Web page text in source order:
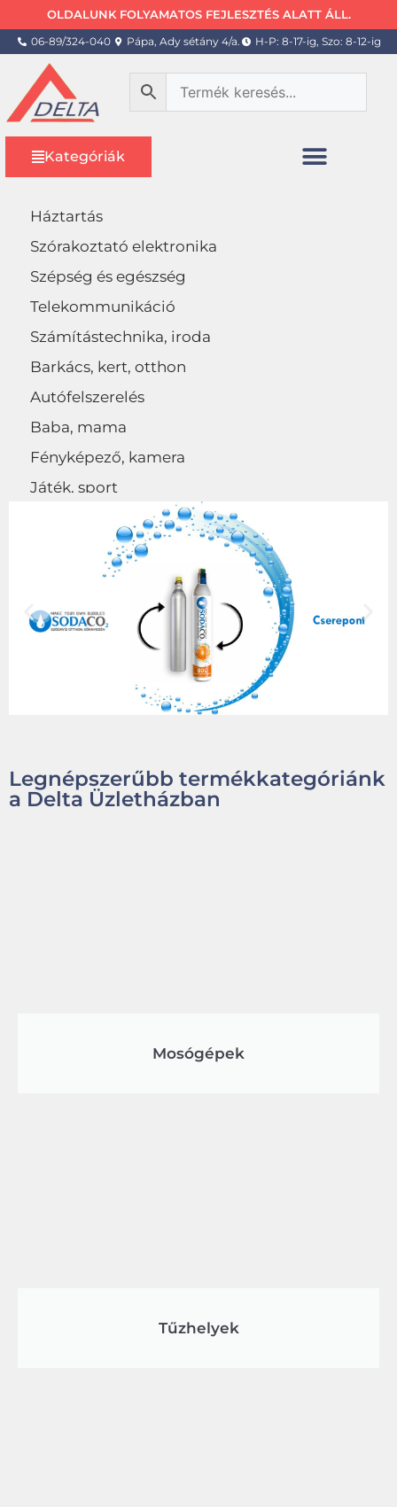
OLDALUNK FOLYAMATOS FEJLESZTÉS ALATT ÁLL.
06-89/324-040 Pápa, Ady sétány 4/a. H-P: 8-17-ig, Szo: 8-12-ig
Kategóriák
Háztartás
Szórakoztató elektronika
Szépség és egészség
Telekommunikáció
Számítástechnika, iroda
Barkács, kert, otthon
Autófelszerelés
Baba, mama
Fényképező, kamera
Játék, sport
Legnépszerűbb termékkategóriánk
a Delta Üzletházban
Mosógépek
Tűzhelyek